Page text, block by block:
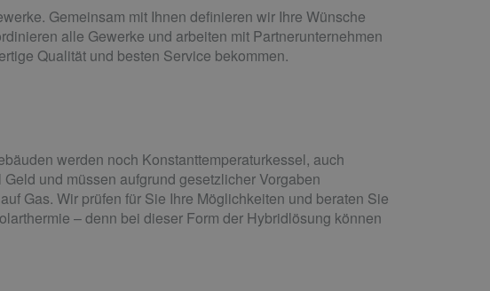
Gemeinsam mit Ihnen definieren wir Ihre Wünsche
alle Gewerke und arbeiten mit Partnerunternehmen
Qualität und besten Service bekommen.
werden noch Konstanttemperaturkessel, auch
und müssen aufgrund gesetzlicher Vorgaben
Gas. Wir prüfen für Sie Ihre Möglichkeiten und beraten Sie
– denn bei dieser Form der Hybridlösung können